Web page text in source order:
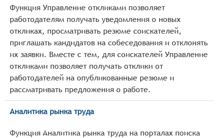
Функция Управление откликами позволяет
работодателям получать уведомления о новых
откликах, просматривать резюме соискателей,
приглашать кандидатов на собеседования и отклонять
их заявки. Вместе с тем, для соискателей Управление
откликами позволяет получать отклики от
работодателей на опубликованные резюме и
рассматривать предложения о работе.
Аналитика рынка труда
Функция Аналитика рынка труда на порталах поиска